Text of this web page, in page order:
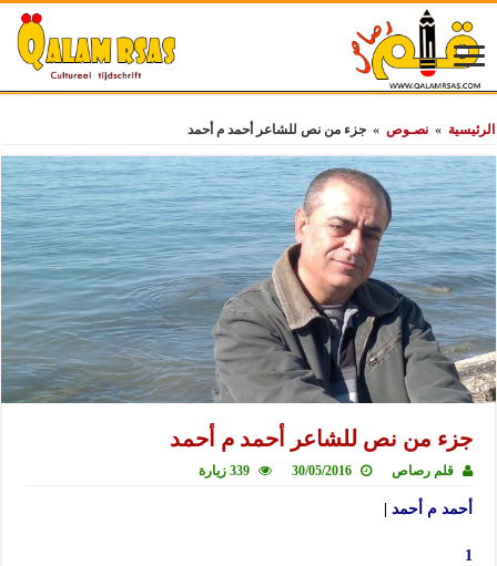
الرئيسية » نصـوص » جزء من نص للشاعر أحمد م أحمد
جزء من نص للشاعر أحمد م أحمد
قلم رصاص 30/05/2016 339 زيارة
أحمد م أحمد |
1